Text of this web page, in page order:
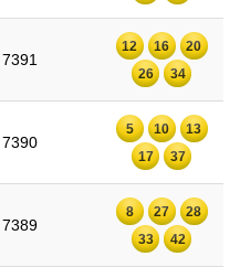
7391
12 16
20
26
34
7390
5 10
13
17
37
7389
8 27
28
33
42